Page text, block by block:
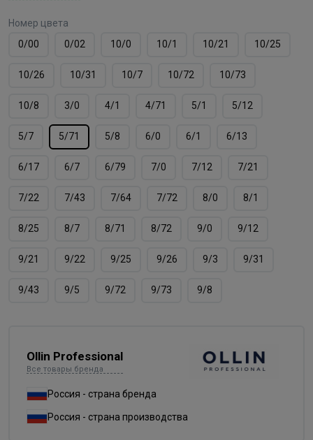
Номер цвета
0/00
0/02 10/0 10/1 10/21 10/25
10/26 10/31 10/7 10/72 10/73
10/8 3/0 4/1 4/71 5/1 5/12
5/7 5/71 5/8 6/0 6/1 6/13
6/17 6/7 6/79 7/0 7/12 7/21
7/22 7/43 7/64 7/72 8/0 8/1
8/25 8/7 8/71 8/72 9/0 9/12
9/21 9/22 9/25 9/26 9/3 9/31
9/43 9/5 9/72 9/73 9/8
Ollin Professional
Все товары бренда
Россия - страна бренда
Россия - страна производства